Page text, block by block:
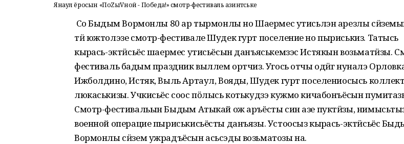
Янаул ёросын «ПоZыVной - Победа!» смотр-фестиваль азинтӥське
Со Быдӟым Вормонлы 80 ар тырмонлы но Шаермес утисьлэн арезлы
тӥ южтолэзе смотр-фестивале Шудек гурт поселение но пыриськиз. Татысь
кырӟась-эктӥсьёс шаермес утисьёсын данъяськемзэс Истякын возьматӥзы.
фестиваль бадӟым праздник выллем ортчиз. Угось отчы одӥг нуналэ
Ижболдино, Истяк, Выль Артаул, Вояды, Шудек гурт поселениосысь
люкаськизы. Учкисьёс соос пӧлысь котькудзэ кужмо кичабонъёсын
Смотр-фестивальын Быдӟым Атыкай ож аръёсты син азе пуктӥзы,
военной операцие пыриськисьёсты данъязы. Устоосыз кырӟась-эктӥсьёс
Вормонлы сӥзем ужрадъёсын асьсэды возьматозы на.